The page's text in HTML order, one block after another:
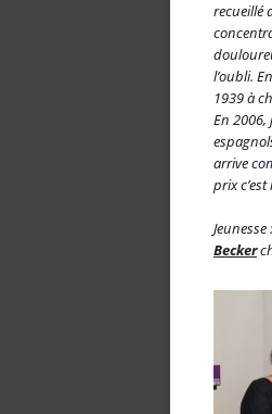
recueillé
l’oubli.
1939 à
En
arrive
prix
Jeunesse :
Becker